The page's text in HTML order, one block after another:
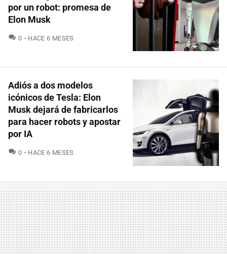
por un robot: promesa de
Elon Musk
0 COMENTARIOS
HACE 6 MESES
Adiós a dos modelos
icónicos de Tesla: Elon
Musk dejará de fabricarlos
para hacer robots y apostar
por IA
0 COMENTARIOS
HACE 6 MESES